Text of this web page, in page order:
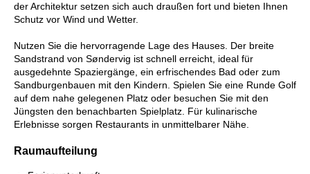
der Architektur setzen sich auch draußen fort und bieten Ihnen
Schutz vor Wind und Wetter.
Nutzen Sie die hervorragende Lage des Hauses. Der breite
Sandstrand von Søndervig ist schnell erreicht, ideal für
ausgedehnte Spaziergänge, ein erfrischendes Bad oder zum
Sandburgenbauen mit den Kindern. Spielen Sie eine Runde Golf
auf dem nahe gelegenen Platz oder besuchen Sie mit den
Jüngsten den benachbarten Spielplatz. Für kulinarische
Erlebnisse sorgen Restaurants in unmittelbarer Nähe.
Raumaufteilung